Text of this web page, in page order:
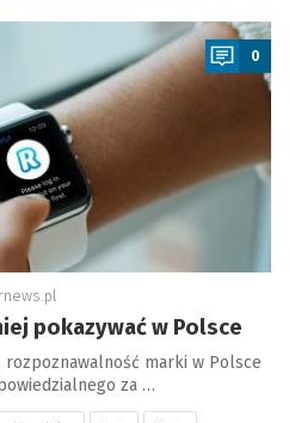
0
pokazywać w Polsce
rozpoznawalność marki w Polsce
za …